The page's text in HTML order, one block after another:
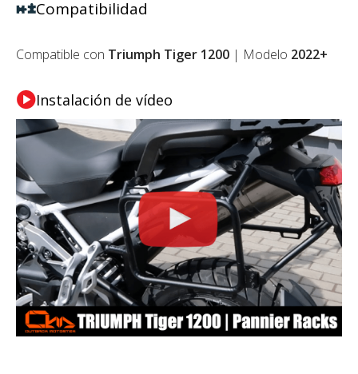
Compatibilidad
Compatible con Triumph Tiger 1200 | Modelo 2022+
Instalación de vídeo